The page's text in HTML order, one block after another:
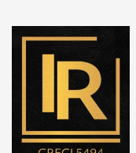
Página inicial